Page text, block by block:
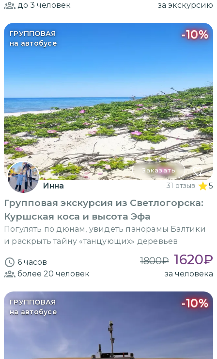
до 3 человек за экскурсию
ГРУППОВАЯ
на автобусе
-10%
Заказать
Инна 31 отзыв 5
Групповая экскурсия из Светлогорска:
Куршская коса и высота Эфа
Погулять по дюнам, увидеть панорамы Балтики
и раскрыть тайну «танцующих» деревьев
6 часов 1800₽ 1620₽
более 20 человек за человека
ГРУППОВАЯ
на автобусе
-10%